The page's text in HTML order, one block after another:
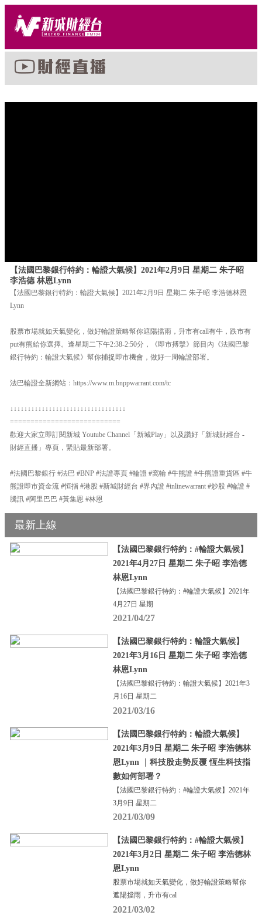
【法國巴黎銀行特約：輪證大氣候】2021年2月9日 星期二 朱子昭
李浩德 林恩Lynn
【法國巴黎銀行特約：輪證大氣候】2021年2月9日 星期二 朱子昭 李浩德林恩
Lynn
股票市場就如天氣變化，做好輪證策略幫你遮陽擋雨，升市有call有牛，跌市有
put有熊給你選擇。逢星期二下午2:38-2:50分，《即市搏擊》節目內《法國巴黎
銀行特約：輪證大氣候》幫你捕捉即市機會，做好一周輪證部署。
法巴輪證全新網站：https://www.m.bnppwarrant.com/tc
↓↓↓↓↓↓↓↓↓↓↓↓↓↓↓↓↓↓↓↓↓↓↓↓↓↓↓↓↓↓↓↓↓
===========================
歡迎大家立即訂閱新城 Youtube Channel「新城Play」以及讚好「新城財經台 -
財經直播」專頁，緊貼最新部署。
#法國巴黎銀行 #法巴 #BNP #法證專頁 #輪證 #窩輪 #牛熊證 #牛熊證重貨區 #牛
熊證即市資金流 #恒指 #港股 #新城財經台 #界內證 #inlinewarrant #炒股 #輪證 #
騰訊 #阿里巴巴 #黃集恩 #林恩
最新上線
【法國巴黎銀行特約：#輪證大氣候】
2021年4月27日 星期二 朱子昭 李浩德
林恩Lynn
【法國巴黎銀行特約：#輪證大氣候】2021年
4月27日 星期
2021/04/27
【法國巴黎銀行特約：輪證大氣候】
2021年3月16日 星期二 朱子昭 李浩德
林恩Lynn
【法國巴黎銀行特約：輪證大氣候】2021年3
月16日 星期二
2021/03/16
【法國巴黎銀行特約：輪證大氣候】
2021年3月9日 星期二 朱子昭 李浩德林
恩Lynn ｜科技股走勢反覆 恆生科技指
數如何部署？
【法國巴黎銀行特約：#輪證大氣候】2021年
3月9日 星期二
2021/03/09
【法國巴黎銀行特約：#輪證大氣候】
2021年3月2日 星期二 朱子昭 李浩德林
恩Lynn
股票市場就如天氣變化，做好輪證策略幫你
遮陽擋雨，升市有cal
2021/03/02